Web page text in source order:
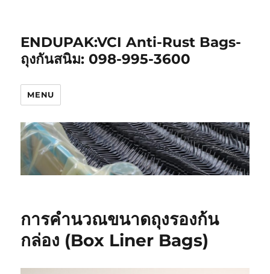
ENDUPAK:VCI Anti-Rust Bags-
ถุงกันสนิม: 098-995-3600
MENU
การคำนวณขนาดถุงรองก้น
กล่อง (Box Liner Bags)